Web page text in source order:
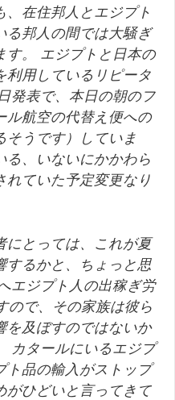
在住邦人とエジプト
る邦人の間では大騒ぎ
す。 エジプトと日本の
利用しているリピータ
発表で、本日の朝のフ
ル航空の代替え便への
そうです）していま
る、いないにかかわら
れていた予定変更なり
にとっては、これが夏
するかと、ちょっと思
エジプト人の出稼ぎ労
ので、その家族は彼ら
を及ぼすのではないか
カタールにいるエジプ
ト品の輸入がストップ
がひどいと言ってきて